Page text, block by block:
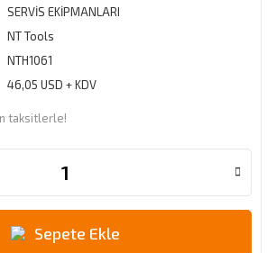
SERVİS EKİPMANLARI
NT Tools
NTH1061
46,05 USD + KDV
taksitlerle!
Sepete Ekle